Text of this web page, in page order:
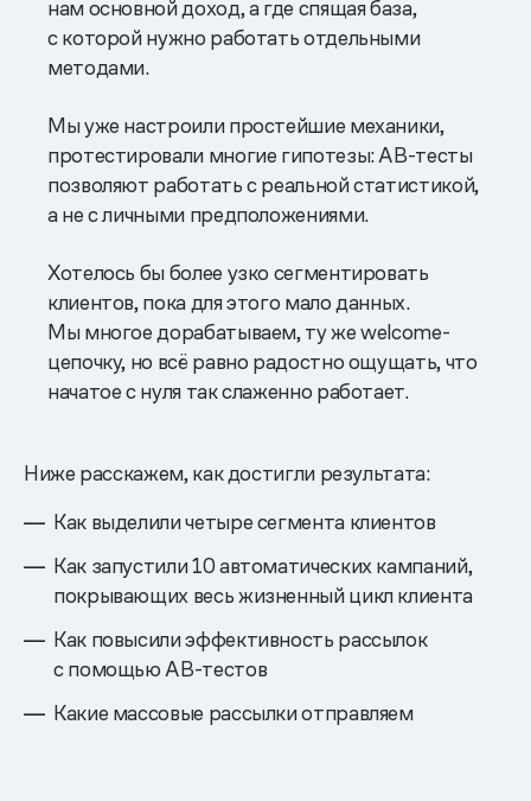
нам основной доход, а где спящая база,
с которой нужно работать отдельными
методами.
Мы уже настроили простейшие механики,
протестировали многие гипотезы: АВ-тесты
позволяют работать с реальной статистикой,
а не с личными предположениями.
Хотелось бы более узко сегментировать
клиентов, пока для этого мало данных.
Мы многое дорабатываем, ту же welcome-
цепочку, но всё равно радостно ощущать, что
начатое с нуля так слаженно работает.
Ниже расскажем, как достигли результата:
Как выделили четыре сегмента клиентов
Как запустили 10 автоматических кампаний,
покрывающих весь жизненный цикл клиента
Как повысили эффективность рассылок
с помощью AB-тестов
Какие массовые рассылки отправляем